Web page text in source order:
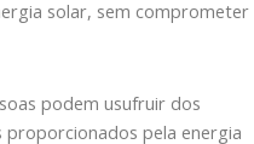
solar, sem comprometer
podem usufruir dos
proporcionados pela energia